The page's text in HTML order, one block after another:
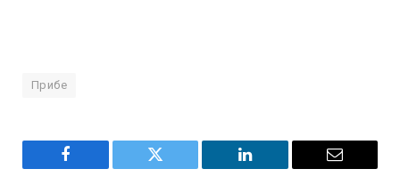
Прибе
Facebook Twitter LinkedIn Email